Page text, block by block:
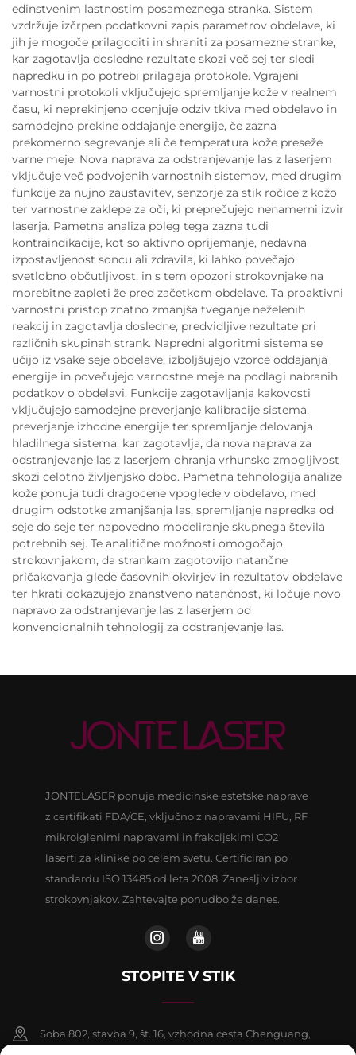
edinstvenim lastnostim posameznega stranka. Sistem
vzdržuje izčrpen podatkovni zapis parametrov obdelave, ki
jih je mogoče prilagoditi in shraniti za posamezne stranke,
kar zagotavlja dosledne rezultate skozi več sej ter sledi
napredku in po potrebi prilagaja protokole. Vgrajeni
varnostni protokoli vključujejo spremljanje kože v realnem
času, ki neprekinjeno ocenjuje odziv tkiva med obdelavo in
samodejno prekine oddajanje energije, če zazna
prekomerno segrevanje ali če temperatura kože preseže
varne meje. Nova naprava za odstranjevanje las z laserjem
vključuje več podvojenih varnostnih sistemov, med drugim
funkcije za nujno zaustavitev, senzorje za stik ročice z kožo
ter varnostne zaklepe za oči, ki preprečujejo nenamerni izvir
laserja. Pametna analiza poleg tega zazna tudi
kontraindikacije, kot so aktivno oprijemanje, nedavna
izpostavljenost soncu ali zdravila, ki lahko povečajo
svetlobno občutljivost, in s tem opozori strokovnjake na
morebitne zapleti že pred začetkom obdelave. Ta proaktivni
varnostni pristop znatno zmanjša tveganje neželenih
reakcij in zagotavlja dosledne, predvidljive rezultate pri
različnih skupinah strank. Napredni algoritmi sistema se
učijo iz vsake seje obdelave, izboljšujejo vzorce oddajanja
energije in povečujejo varnostne meje na podlagi nabranih
podatkov o obdelavi. Funkcije zagotavljanja kakovosti
vključujejo samodejne preverjanje kalibracije sistema,
preverjanje izhodne energije ter spremljanje delovanja
hladilnega sistema, kar zagotavlja, da nova naprava za
odstranjevanje las z laserjem ohranja vrhunsko zmogljivost
skozi celotno življenjsko dobo. Pametna tehnologija analize
kože ponuja tudi dragocene vpoglede v obdelavo, med
drugim odstotke zmanjšanja las, spremljanje napredka od
seje do seje ter napovedno modeliranje skupnega števila
potrebnih sej. Te analitične možnosti omogočajo
strokovnjakom, da strankam zagotovijo natančne
pričakovanja glede časovnih okvirjev in rezultatov obdelave
ter hkrati dokazujejo znanstveno natančnost, ki ločuje novo
napravo za odstranjevanje las z laserjem od
konvencionalnih tehnologij za odstranjevanje las.
JONTELASER ponuja medicinske estetske naprave
z certifikati FDA/CE, vključno z napravami HIFU, RF
mikroiglenimi napravami in frakcijskimi CO2
laserti za klinike po celem svetu. Certificiran po
standardu ISO 13485 od leta 2008. Zanesljiv izbor
strokovnjakov. Zahtevajte ponudbo že danes.
STOPITE V STIK
Soba 802, stavba 9, št. 16, vzhodna cesta Chenguang,